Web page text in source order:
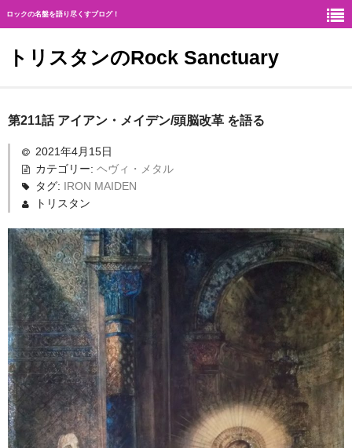
ロックの名盤を語り尽くすブログ！
トリスタンのRock Sanctuary
ハード・ロック
ギタリスト
北欧メタル
メロディアス・ロック
ヘヴィ・メタル
ジャーマン・メタル
アメリカン・メタル
ブリティッシュ・ロック
イタリアン・ロック
第211話 アイアン・メイデン/頭脳改革 を語る
2021年4月15日
カテゴリー: ヘヴィ・メタル
タグ: IRON MAIDEN
トリスタン